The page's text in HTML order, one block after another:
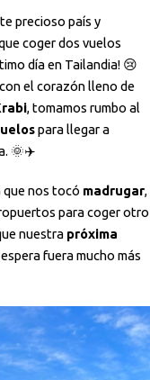
precioso país y
coger dos vuelos
día en Tailandia! 😢
con el corazón lleno de
, tomamos rumbo al
para llegar a
🌞✈️
que nos tocó madrugar,
para coger otro
nuestra próxima
fuera mucho más